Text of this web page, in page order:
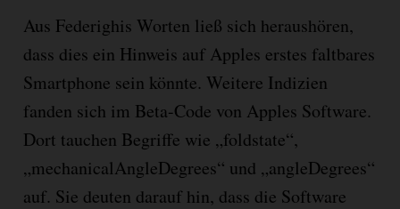
Aus Federighis Worten ließ sich heraushören,
dass dies ein Hinweis auf Apples erstes faltbares
Smartphone sein könnte. Weitere Indizien
fanden sich im Beta-Code von Apples Software.
Dort tauchen Begriffe wie „foldstate“,
„mechanicalAngleDegrees“ und „angleDegrees“
auf. Sie deuten darauf hin, dass die Software